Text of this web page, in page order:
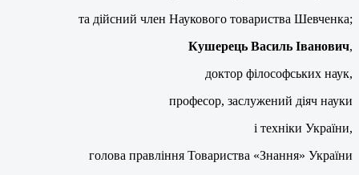
та дійсний член Наукового товариства Шевченка;
Кушерець Василь Іванович,
доктор філософських наук,
професор, заслужений діяч науки
і техніки України,
голова правління Товариства «Знання» України